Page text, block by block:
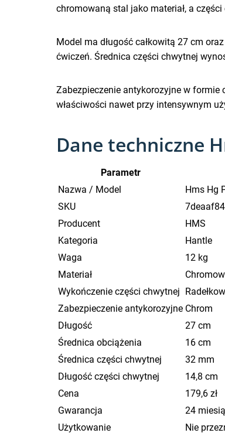
chromowaną stal jako materiał, a
Model ma długość całkowitą 27 cm
ćwiczeń. Średnica części chwytnej
Zabezpieczenie antykorozyjne w formie
właściwości nawet przy intensywnym
Dane techniczne
Parametr
Nazwa / Model
Hms Hg
SKU
Producent
HMS
Kategoria
Hantle
Waga
12 kg
Materiał
Wykończenie części chwytnej
Zabezpieczenie antykorozyjne Chrom
Długość
27 cm
Średnica obciążenia
16 cm
Średnica części chwytnej
32 mm
Długość części chwytnej
14,8 cm
Cena
179,6 zł
Gwarancja
24
Użytkowanie
Nie